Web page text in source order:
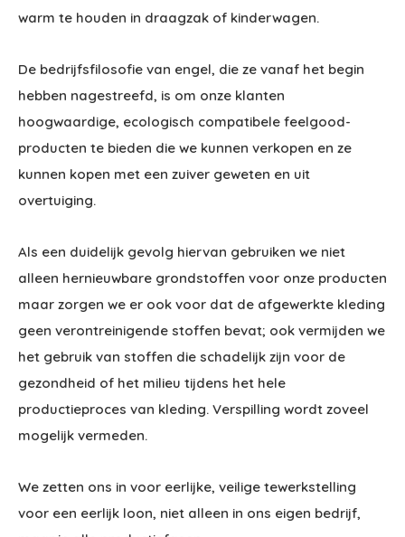
warm te houden in draagzak of kinderwagen.
De bedrijfsfilosofie van engel, die ze vanaf het begin
hebben nagestreefd, is om onze klanten
hoogwaardige, ecologisch compatibele feelgood-
producten te bieden die we kunnen verkopen en ze
kunnen kopen met een zuiver geweten en uit
overtuiging.
Als een duidelijk gevolg hiervan gebruiken we niet
alleen hernieuwbare grondstoffen voor onze producten
maar zorgen we er ook voor dat de afgewerkte kleding
geen verontreinigende stoffen bevat; ook vermijden we
het gebruik van stoffen die schadelijk zijn voor de
gezondheid of het milieu tijdens het hele
productieproces van kleding. Verspilling wordt zoveel
mogelijk vermeden.
We zetten ons in voor eerlijke, veilige tewerkstelling
voor een eerlijk loon, niet alleen in ons eigen bedrijf,